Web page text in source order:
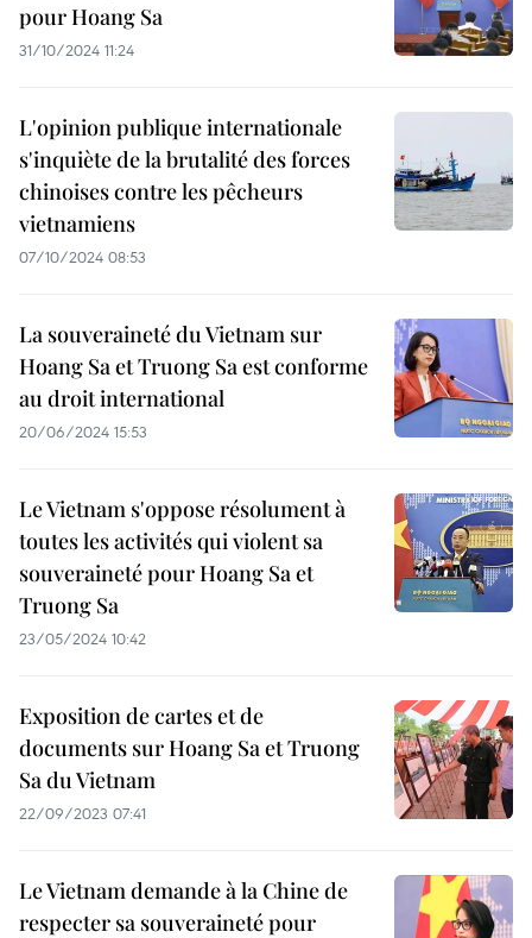
pour Hoang Sa
31/10/2024 11:24
L'opinion publique internationale
s'inquiète de la brutalité des forces
chinoises contre les pêcheurs
vietnamiens
07/10/2024 08:53
La souveraineté du Vietnam sur
Hoang Sa et Truong Sa est conforme
au droit international
20/06/2024 15:53
Le Vietnam s'oppose résolument à
toutes les activités qui violent sa
souveraineté pour Hoang Sa et
Truong Sa
23/05/2024 10:42
Exposition de cartes et de
documents sur Hoang Sa et Truong
Sa du Vietnam
22/09/2023 07:41
Le Vietnam demande à la Chine de
respecter sa souveraineté pour